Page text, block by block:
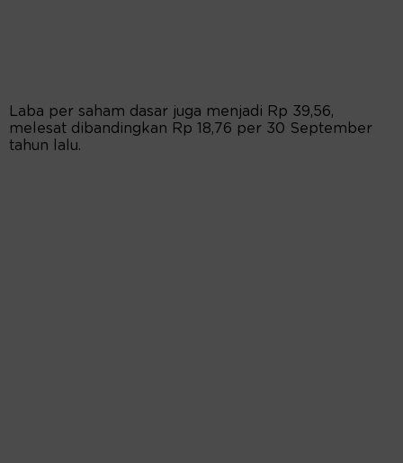
Laba per saham dasar juga menjadi Rp 39,56,
melesat dibandingkan Rp 18,76 per 30 September
tahun lalu.